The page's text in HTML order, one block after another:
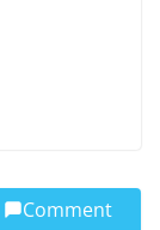
Comment